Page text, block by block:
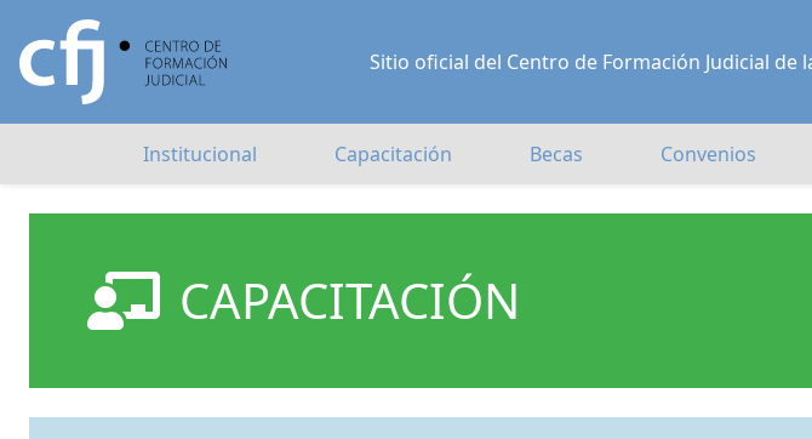
Sitio oficial del Centro de Formación Judicial de
Institucional Capacitación Becas Convenios
CAPACITACIÓN